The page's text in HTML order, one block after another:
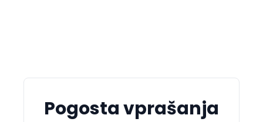
Pogosta vprašanja